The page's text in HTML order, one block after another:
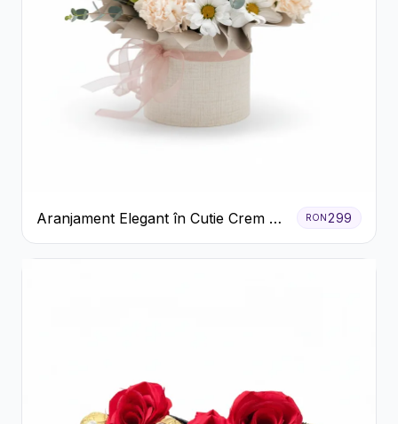
Aranjament Elegant în Cutie Crem cu
Crizanteme și Trandafiri
RON299